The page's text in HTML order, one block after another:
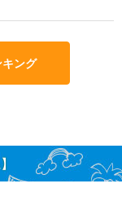
ング